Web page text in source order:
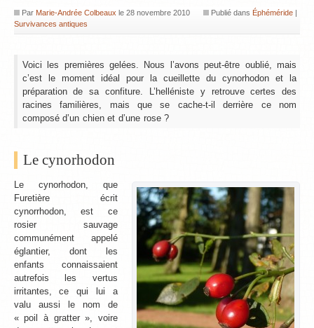
Par Marie-Andrée Colbeauxle 28 novembre 2010 Publié dans Éphéméride
Survivances antiques
Voici les premières gelées. Nous l’avons peut-être oublié, mais
c’est le moment idéal pour la cueillette du cynorhodon et la
préparation de sa confiture. L’helléniste y retrouve certes des
racines familières, mais que se cache-t-il derrière ce nom
composé d’un chien et d’une rose ?
Le cynorhodon
Le cynorhodon, que
Furetière écrit
cynorrhodon, est ce
rosier sauvage
communément appelé
églantier, dont les
enfants connaissaient
autrefois les vertus
irritantes, ce qui lui a
valu aussi le nom de
« poil à gratter », voire